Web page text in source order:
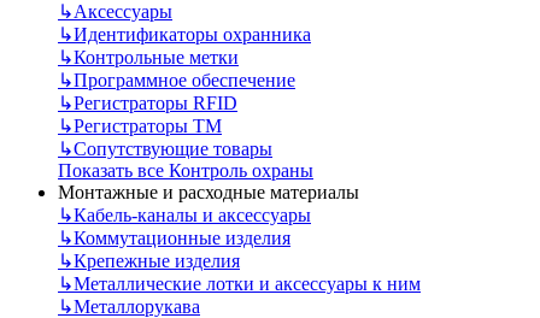
↳Аксессуары
↳Идентификаторы охранника
↳Контрольные метки
↳Программное обеспечение
↳Регистраторы RFID
↳Регистраторы ТМ
↳Сопутствующие товары
Показать все Контроль охраны
Монтажные и расходные материалы
↳Кабель-каналы и аксессуары
↳Коммутационные изделия
↳Крепежные изделия
↳Металлические лотки и аксессуары к ним
↳Металлорукава